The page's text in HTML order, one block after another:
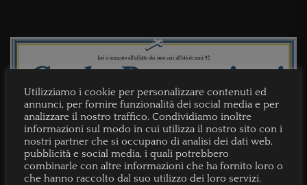
Utilizziamo i cookie per personalizzare contenuti ed
annunci, per fornire funzionalità dei social media e per
analizzare il nostro traffico. Condividiamo inoltre
informazioni sul modo in cui utilizza il nostro sito con i
nostri partner che si occupano di analisi dei dati web,
pubblicità e social media, i quali potrebbero
combinarle con altre informazioni che ha fornito loro o
che hanno raccolto dal suo utilizzo dei loro servizi.